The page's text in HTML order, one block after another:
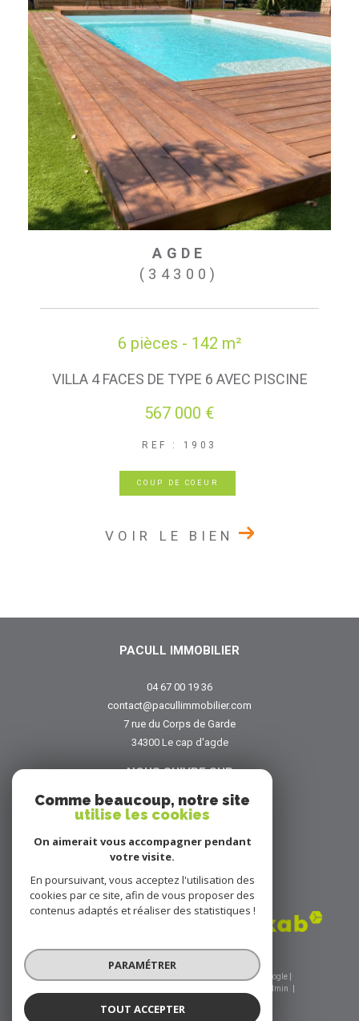
AGDE
(34300)
6 pièces - 142 m²
VILLA 4 FACES DE TYPE 6 AVEC PISCINE
567 000 €
REF : 1903
COUP DE COEUR
VOIR LE BIEN
PACULL IMMOBILIER
04 67 00 19 36
contact@pacullimmobilier.com
7 rue du Corps de Garde
34300
le cap d'agde
NOUS SUIVRE SUR
ADHÉRENTS
© 2026 | Tous droits réservés | Traduction powered by Google |
Admin
Comme beaucoup, notre site
utilise les cookies
On aimerait vous accompagner pendant
votre visite.
En poursuivant, vous acceptez l'utilisation des
cookies par ce site, afin de vous proposer des
contenus adaptés et réaliser des statistiques !
PARAMÉTRER
TOUT ACCEPTER